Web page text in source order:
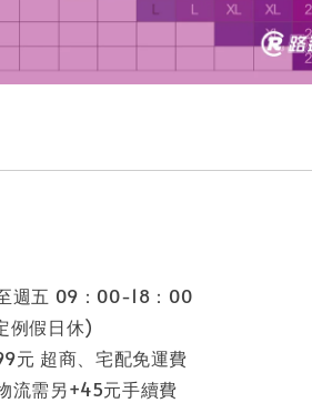
週五 09：00-18：00
日休)
超商、宅配免運費
需另+45元手續費